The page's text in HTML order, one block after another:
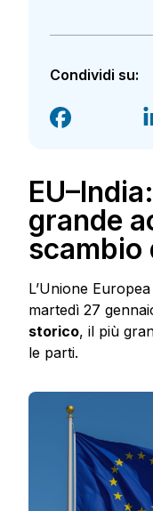
Condividi su:
grande
scambio
L’Unione
martedì 27
storico, il più
le parti.